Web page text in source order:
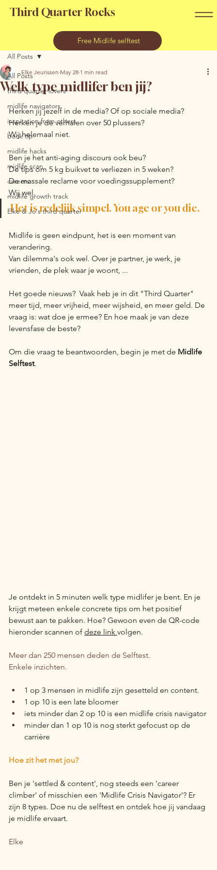
Third Quarter Rocks
Free Midlife selftest
All Posts
third quarter lovers
midlife navigators
inspiration from others
book tip
midlife hacks
midlife scan
careers
midlife growth track
Elke & Jo's third quarter
All Posts
Welk type midlifer ben jij?
Elke Jeurissen May 28 1 min read
Herken jij jezelf in de media? Of op sociale media?
Herken je de verhalen over 50 plussers?
Wij helemaal niet.
Ben je het anti-aging discours ook beu?
De tips om 5 kg buikvet te verliezen in 5 weken?
De massale reclame voor voedingssupplement?
Wij wel.
Het is redelijk simpel. You age or you die.
Midlife is geen eindpunt, het is een moment van
verandering.
Van dilemma's ook wel. Over je partner, je werk, je
vrienden, de plek waar je woont, ...
Het goede nieuws?  Vaak heb je in dit "Third Quarter"
meer tijd, meer vrijheid, meer wijsheid, en meer geld. De
vraag is: wat doe je ermee? En hoe maak je van deze
levensfase de beste?
Om die vraag te beantwoorden, begin je met de Midlife
Selftest.
Je ontdekt in 5 minuten welk type midlifer je bent. En je
krijgt meteen enkele concrete tips om het positief
bewust aan te pakken. Hoe? Gewoon even de QR-code
hieronder scannen of deze link volgen.
Meer dan 250 mensen deden de Selftest.
Enkele inzichten.
1 op 3 mensen in midlife zijn gesetteld en content.
1 op 10 is een late bloomer
iets minder dan 2 op 10 is een midlife crisis navigator
minder dan 1 op 10 is nog sterkt gefocust op de
carrière
Hoe zit het met jou?
Ben je 'settled & content', nog steeds een 'career
climber' of misschien een 'Midlife Crisis Navigator'? Er
zijn 8 types. Doe nu de selftest en ontdek hoe jij vandaag
je midlife ervaart.
Elke